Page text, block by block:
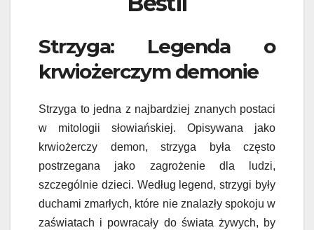
Strzyga: Legenda o
krwiożerczym demonie
Strzyga to jedna z najbardziej znanych postaci
w mitologii słowiańskiej. Opisywana jako
krwiożerczy demon, strzyga była często
postrzegana jako zagrożenie dla ludzi,
szczególnie dzieci. Według legend, strzygi były
duchami zmarłych, które nie znalazły spokoju w
zaświatach i powracały do świata żywych, by